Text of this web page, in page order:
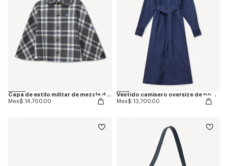
Capa de estilo militar de mezcla de lana 'KENZO Checks'
Mex$ 14,700.00
Vestido camisero oversize de popelín de algodón
Mex$ 13,700.00